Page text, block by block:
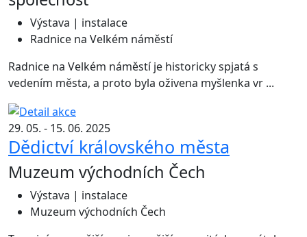
Výstava | instalace
Radnice na Velkém náměstí
Radnice na Velkém náměstí je historicky spjatá s
vedením města, a proto byla oživena myšlenka vr ...
29. 05. - 15. 06. 2025
Dědictví královského města
Muzeum východních Čech
Výstava | instalace
Muzeum východních Čech